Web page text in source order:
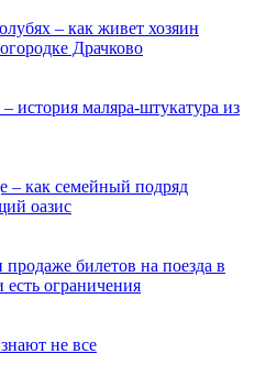
– как живет хозяин
Драчково
история маляра-штукатура из
– как семейный подряд
оазис
билетов на поезда в
ограничения
не все